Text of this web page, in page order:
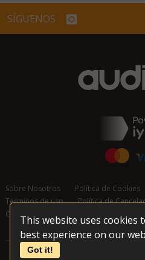
This website uses cookies
best experience on our
Got it!
SÍGUENOS
Sobre Nosotros Política de Cookies
Términos de uso
Política de
Contáctanos